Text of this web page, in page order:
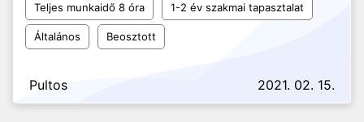
Teljes munkaidő 8 óra 1-2 év szakmai tapasztalat
Általános Beosztott
Pultos 2021. 02. 15.